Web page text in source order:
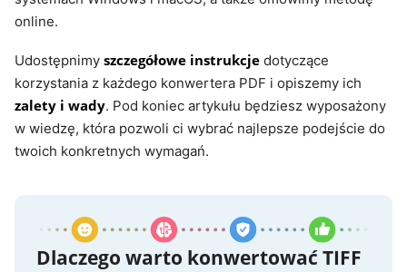
online.
Udostępnimy szczegółowe instrukcje dotyczące
korzystania z każdego konwertera PDF i opiszemy ich
zalety i wady. Pod koniec artykułu będziesz wyposażony
w wiedzę, która pozwoli ci wybrać najlepsze podejście do
twoich konkretnych wymagań.
Dlaczego warto konwertować TIFF